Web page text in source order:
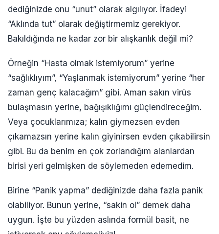
dediğinizde onu “unut” olarak algılıyor. İfadeyi
“Aklında tut” olarak değiştirmemiz gerekiyor.
Bakıldığında ne kadar zor bir alışkanlık değil mi?
Örneğin “Hasta olmak istemiyorum” yerine
“sağlıklıyım”, “Yaşlanmak istemiyorum” yerine “her
zaman genç kalacağım” gibi. Aman sakın virüs
bulaşmasın yerine, bağışıklığımı güçlendireceğim.
Veya çocuklarımıza; kalın giymezsen evden
çıkamazsın yerine kalın giyinirsen evden çıkabilirsin
gibi. Bu da benim en çok zorlandığım alanlardan
birisi yeri gelmişken de söylemeden edemedim.
Birine “Panik yapma” dediğinizde daha fazla panik
olabiliyor. Bunun yerine, “sakin ol” demek daha
uygun. İşte bu yüzden aslında formül basit, ne